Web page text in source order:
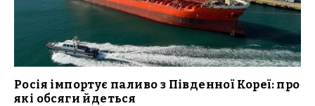
Росія імпортує паливо з Південної Кореї: про
які обсяги йдеться